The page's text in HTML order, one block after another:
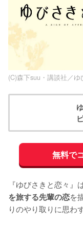
(C)森下suu・講談社／
無料で
『ゆびさきと恋々』は
を旅する先輩の恋を
りのやり取りに思わ